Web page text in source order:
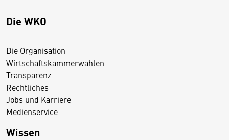
Die WKO
Die Organisation
Wirtschaftskammerwahlen
Transparenz
Rechtliches
Jobs und Karriere
Medienservice
Wissen